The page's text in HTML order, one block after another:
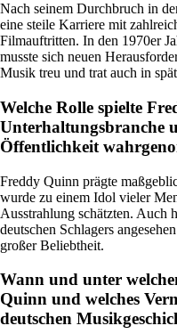
Nach seinem Durchbruch in
eine steile Karriere mit
Filmauftritten. In den 1970er
musste sich neuen
Musik treu und trat auch in
Welche Rolle spielte
Unterhaltungsbranche
Öffentlichkeit
Freddy Quinn prägte
wurde zu einem Idol vieler
Ausstrahlung schätzten. Auch
deutschen Schlagers
großer Beliebtheit.
Wann und unter
Quinn und welches
deutschen